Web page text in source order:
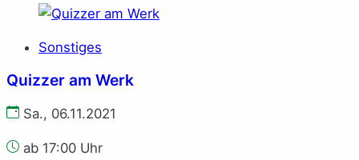
Sonstiges
Quizzer am Werk
Sa., 06.11.2021
ab 17:00 Uhr